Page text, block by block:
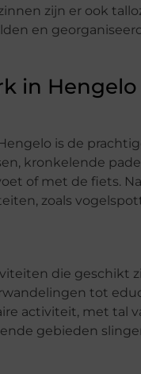
zijn er ook
en
in Hengelo
is de
kronkelende
of met de fiets.
zoals
die geschikt
tot
activiteit, met tal
gebieden